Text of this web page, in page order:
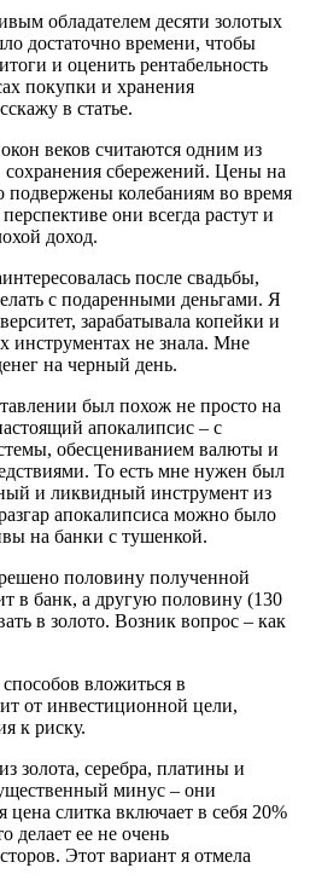
обладателем десяти золотых
достаточно времени, чтобы
и оценить рентабельность
покупки и хранения
в статье.
веков считаются одним из
сбережений. Цены на
подвержены колебаниям во время
они всегда растут и
доход.
после свадьбы,
с подаренными деньгами. Я
зарабатывала копейки и
инструментах не знала. Мне
на черный день.
был похож не просто на
апокалипсис – с
обесцениванием валюты и
То есть мне нужен был
и ликвидный инструмент из
апокалипсиса можно было
на банки с тушенкой.
половину полученной
в банк, а другую половину (130
в золото. Возник вопрос – как
вложиться в
от инвестиционной цели,
к риску.
золота, серебра, платины и
минус – они
слитка включает в себя 20%
делает ее не очень
Этот вариант я отмела